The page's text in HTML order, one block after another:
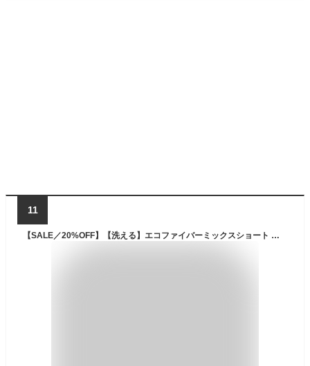
11
【SALE／20%OFF】【洗える】エコファイバーミックスショート ダウン any SiS S エニィスィス ジャケット・アウター ダウンジャケット・ダウンベスト ホワイト ブラック【RBA_E】【送料無料】[Rakuten Fashion]